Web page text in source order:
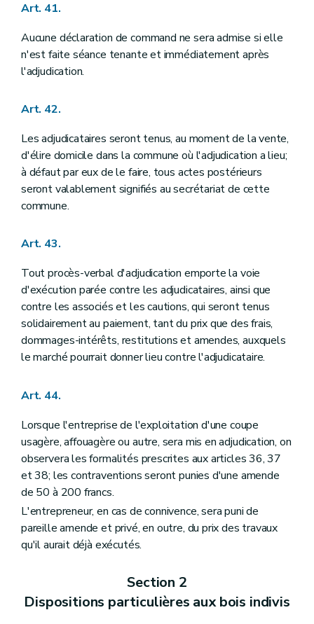
Art. 41.
Aucune déclaration de command ne sera admise si elle
n'est faite séance tenante et immédiatement après
l'adjudication.
Art. 42.
Les adjudicataires seront tenus, au moment de la vente,
d'élire domicile dans la commune où l'adjudication a lieu;
à défaut par eux de le faire, tous actes postérieurs
seront valablement signifiés au secrétariat de cette
commune.
Art. 43.
Tout procès-verbal d'adjudication emporte la voie
d'exécution parée contre les adjudicataires, ainsi que
contre les associés et les cautions, qui seront tenus
solidairement au paiement, tant du prix que des frais,
dommages-intérêts, restitutions et amendes, auxquels
le marché pourrait donner lieu contre l'adjudicataire.
Art. 44.
Lorsque l'entreprise de l'exploitation d'une coupe
usagère, affouagère ou autre, sera mis en adjudication, on
observera les formalités prescrites aux articles 36, 37
et 38; les contraventions seront punies d'une amende
de 50 à 200 francs.
L'entrepreneur, en cas de connivence, sera puni de
pareille amende et privé, en outre, du prix des travaux
qu'il aurait déjà exécutés.
Section 2
Dispositions particulières aux bois indivis